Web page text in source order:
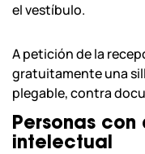
el vestíbulo.
A petición de la
gratuitamente una
plegable, contra
Personas
intelectual